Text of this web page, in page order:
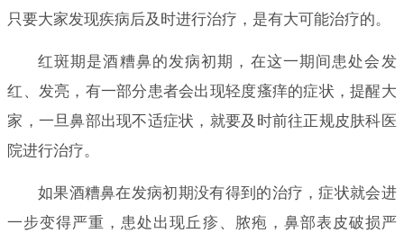
只要大家发现疾病后及时进行治疗，是有大可能治疗的。
红斑期是酒糟鼻的发病初期，在这一期间患处会发
红、发亮，有一部分患者会出现轻度瘙痒的症状，提醒大
家，一旦鼻部出现不适症状，就要及时前往正规皮肤科医
院进行治疗。
如果酒糟鼻在发病初期没有得到的治疗，症状就会进
一步变得严重，患处出现丘疹、脓疱，鼻部表皮破损严